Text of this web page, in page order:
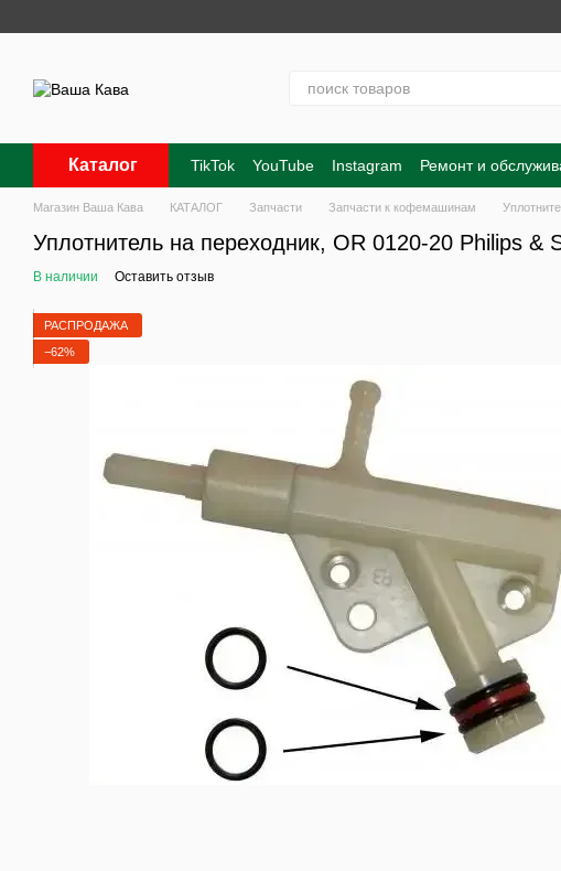
Каталог TikTok YouTube Instagram Ремонт и
Контакты
О нас Оплата и доставка Обмен
Магазин Ваша Кава КАТАЛОГ Запчасти Запчасти к кофемашинам
Уплотнитель на переходник, OR 0120-20 Philips
В наличии Оставить отзыв
РАСПРОДАЖА
−62%